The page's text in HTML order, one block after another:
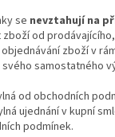
se nevztahují na
zboží od
zboží v
samostatného
od obchodních
ujednání v kupní
podmínek.